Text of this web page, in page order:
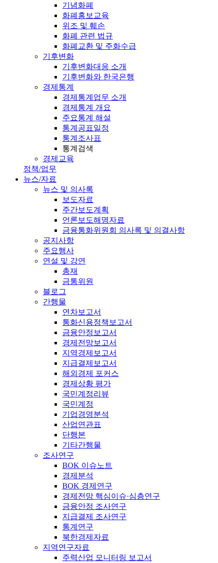
기념화폐
화폐홍보교육
위조 및 훼손
화폐 관련 법규
화폐교환 및 주화수급
기후변화
기후변화대응 소개
기후변화와 한국은행
경제통계
경제통계업무 소개
경제통계 개요
주요통계 해설
통계공표일정
통계조사표
통계검색
경제교육
정책/업무
뉴스/자료
뉴스 및 의사록
보도자료
주간보도계획
언론보도해명자료
금융통화위원회 의사록 및 의결사항
공지사항
주요행사
연설 및 강연
총재
금통위원
블로그
간행물
연차보고서
통화신용정책보고서
금융안정보고서
경제전망보고서
지역경제보고서
지급결제보고서
해외경제 포커스
경제상황 평가
국민계정리뷰
국민계정
기업경영분석
산업연관표
단행본
기타간행물
조사연구
BOK 이슈노트
경제분석
BOK 경제연구
경제전망 핵심이슈·심층연구
금융안정 조사연구
지급결제 조사연구
통계연구
북한경제자료
지역연구자료
주력산업 모니터링 보고서